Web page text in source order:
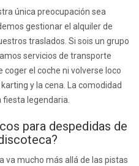
única preocupación sea
gestionar el alquiler de
traslados. Si sois un grupo
servicios de transporte
el coche ni volverse loco
y la cena. La comodidad
legendaria.
para despedidas de
va mucho más allá de las pistas